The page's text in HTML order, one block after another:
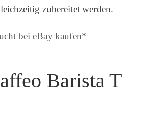
zubereitet werden.
bei eBay kaufen*
Barista T